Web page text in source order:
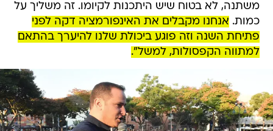
משתנה, לא בטוח שיש היתכנות לקיומו. זה משליך על
כמות. אנחנו מקבלים את האינפורמציה דקה לפני
פתיחת השנה וזה פוגע ביכולת שלנו להיערך בהתאם
למתווה הקפסולות, למשל".